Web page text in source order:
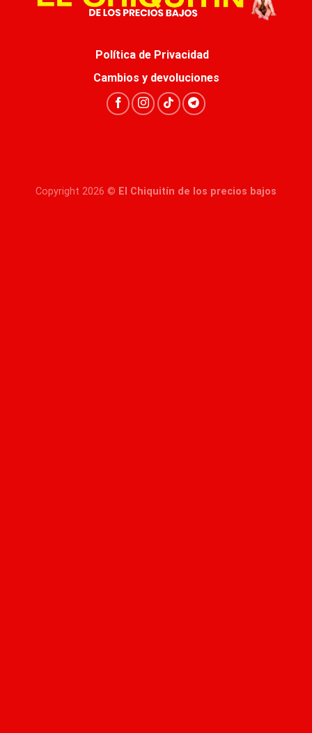
Política de Privacidad
Cambios y devoluciones
Copyright 2026 © El Chiquitín de los precios bajos